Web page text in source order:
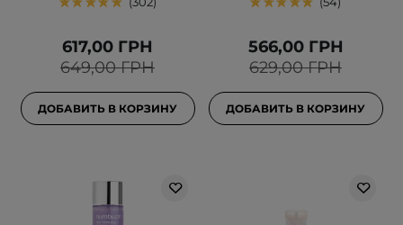
649,00 ГРН
617,00 ГРН
ДОБАВИТЬ В КОРЗИНУ
629,00 ГРН
566,00 ГРН
ДОБАВИТЬ В КОРЗИНУ